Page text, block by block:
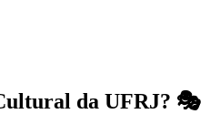
da UFRJ? 🎭